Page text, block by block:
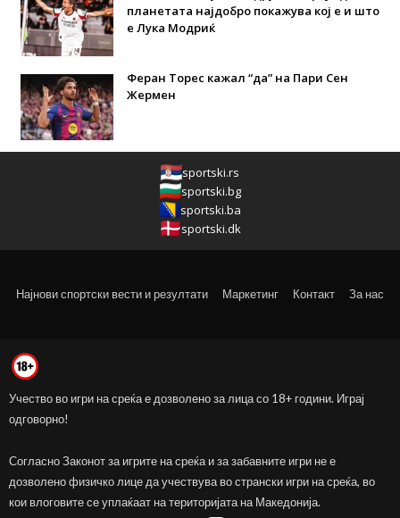
планетата најдобро покажува кој е и што
е Лука Модриќ
Феран Торес кажал “да” на Пари Сен
Жермен
sportski.rs
sportski.bg
sportski.ba
sportski.dk
Најнови спортски вести и резултати Маркетинг Контакт За нас
Учество во игри на среќа е дозволено за лица со 18+ години. Играј
одговорно!
Согласно Законот за игрите на среќа и за забавните игри не е
дозволено физичко лице да учествува во странски игри на среќа, во
кои влоговите се уплаќаат на територијата на Македонија.